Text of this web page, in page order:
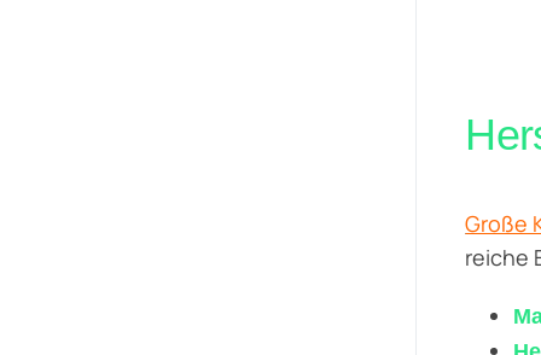
Große
reiche